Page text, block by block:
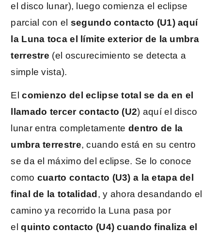
el disco lunar), luego comienza el eclipse
parcial con el segundo contacto (U1) aquí
la Luna toca el límite exterior de la umbra
terrestre (el oscurecimiento se detecta a
simple vista).
Elcomienzo del eclipse total se da en el
llamado tercer contacto (U2) aquí el disco
lunar entra completamente dentro de la
umbra terrestre, cuando está en su centro
se da el máximo del eclipse. Se lo conoce
como cuarto contacto (U3) a la etapa del
final de la totalidad , y ahora desandando el
camino ya recorrido la Luna pasa por
elquinto contacto (U4) cuando finaliza el